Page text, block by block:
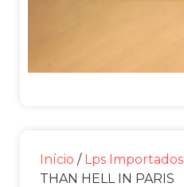
Início / Lps Importados
THAN HELL IN PARIS